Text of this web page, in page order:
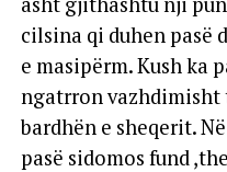
cilsina qi duhen pasë
e masipërm. Kush ka
ngatrron vazhdimisht
bardhën e sheqerit.
pasë sidomos fund